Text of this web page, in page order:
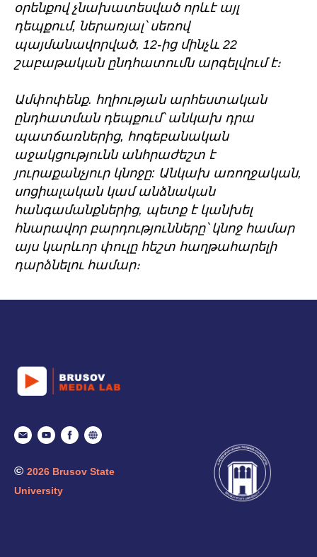
օրենքով չնախատեսված որևէ այլ
դեպքում, ներառյալ՝ սեռով
պայմանավորված, 12-ից մինչև 22
շաբաթական ընդհատումն արգելվում է։
Ամփոփենք. հղիության արհեստական
ընդհատման դեպքում՝ անկախ դրա
պատճառներից, հոգեբանական
աջակցությունն անհրաժեշտ է
յուրաքանչյուր կնոջը: Անկախ առողջական,
սոցիալական կամ անձնական
հանգամանքներից, պետք է կանխել
հնարավոր բարդությունները՝ կնոջ համար
այս կարևոր փուլը հեշտ հաղթահարելի
դարձնելու համար։
© 2026 Brusov State
University